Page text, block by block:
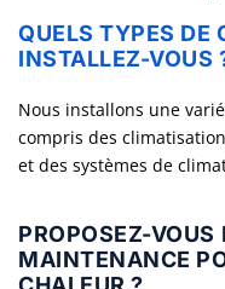
QUELS TYPES DE
INSTALLEZ-VOUS
Nous installons une
compris des
et des systèmes de
PROPOSEZ-VOUS
MAINTENANCE